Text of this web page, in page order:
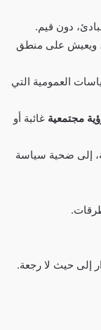
دون قيم.
ويعيش على منطق
العمومية التي
مجتمعية غائبة أو
إلى ضحية سياسة
إلى حيث لا رجعة.